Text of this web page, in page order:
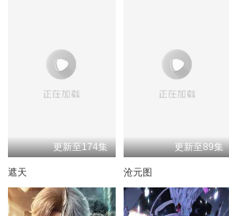
更新至174集
遮天
更新至89集
沧元图